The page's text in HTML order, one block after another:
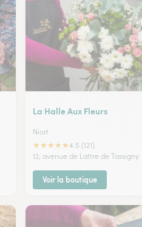
La Halle Aux Fleurs
Niort
★★★★★4.5 (121)
12, avenue de Lattre de Tassigny
Voir la boutique